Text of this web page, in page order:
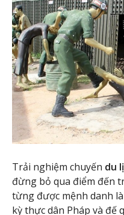
Trải nghiệm chuyến du
đừng bỏ qua điểm đến
từng được mệnh danh
kỳ thực dân Pháp và đế